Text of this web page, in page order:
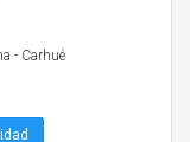
- Carhué